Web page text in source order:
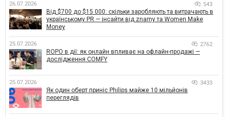
26.07.2026 543
Від $700 до $15 000: скільки заробляють та витрачають в
українському PR — інсайти від znamy та Women Make
Money
25.07.2026 2762
ROPO в дії: як онлайн впливає на офлайн-продажі —
дослідження COMFY
25.07.2026 3433
Як один оберт приніс Philips майже 10 мільйонів
переглядів